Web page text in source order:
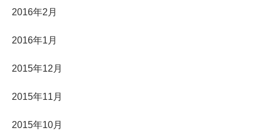
2016年2月
2016年1月
2015年12月
2015年11月
2015年10月